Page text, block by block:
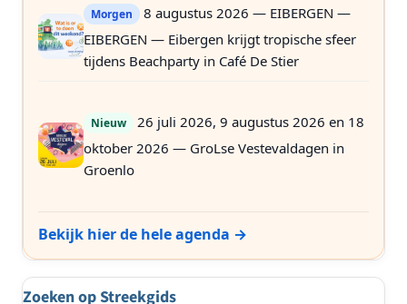
Morgen
8 augustus 2026 — EIBERGEN —
EIBERGEN — Eibergen krijgt tropische sfeer
tijdens Beachparty in Café De Stier
Nieuw
26 juli 2026, 9 augustus 2026 en 18
oktober 2026 — GroLse Vestevaldagen in
Groenlo
Bekijk hier de hele agenda →
Zoeken op Streekgids